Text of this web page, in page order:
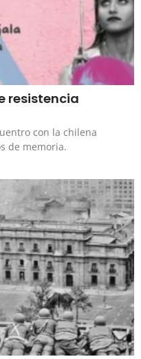
resistencia
con la chilena
de memoria.